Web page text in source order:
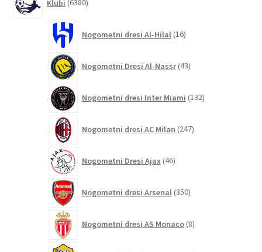
Klubi 6380izdelkov
Nogometni dresi Al-Hilal 16izdelkov
Nogometni Dresi Al-Nassr 43izdelkov
Nogometni dresi Inter Miami 132izdelkov
Nogometni dresi AC Milan 247izdelkov
Nogometni Dresi Ajax 46izdelkov
Nogometni dresi Arsenal 350izdelkov
Nogometni dresi AS Monaco 8izdelkov